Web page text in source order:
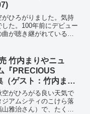
ひろがりました。気持
た。100年前にデビュー
が聴き継がれているな
ンエアされている山下
竹内まりやニュ
『PRECIOUS
（ゲスト：竹内まり
がひろがる良い天気で
ジアムシティのこけら落
山雅治さん）で、たくさ